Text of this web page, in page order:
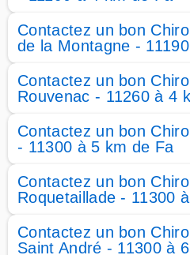
Contactez un bon
de la Montagne -
Contactez un bon
Rouvenac - 11260 à 4
Contactez un bon
- 11300 à 5 km de Fa
Contactez un bon
Roquetaillade - 11300
Contactez un bon
Saint André - 11300 à